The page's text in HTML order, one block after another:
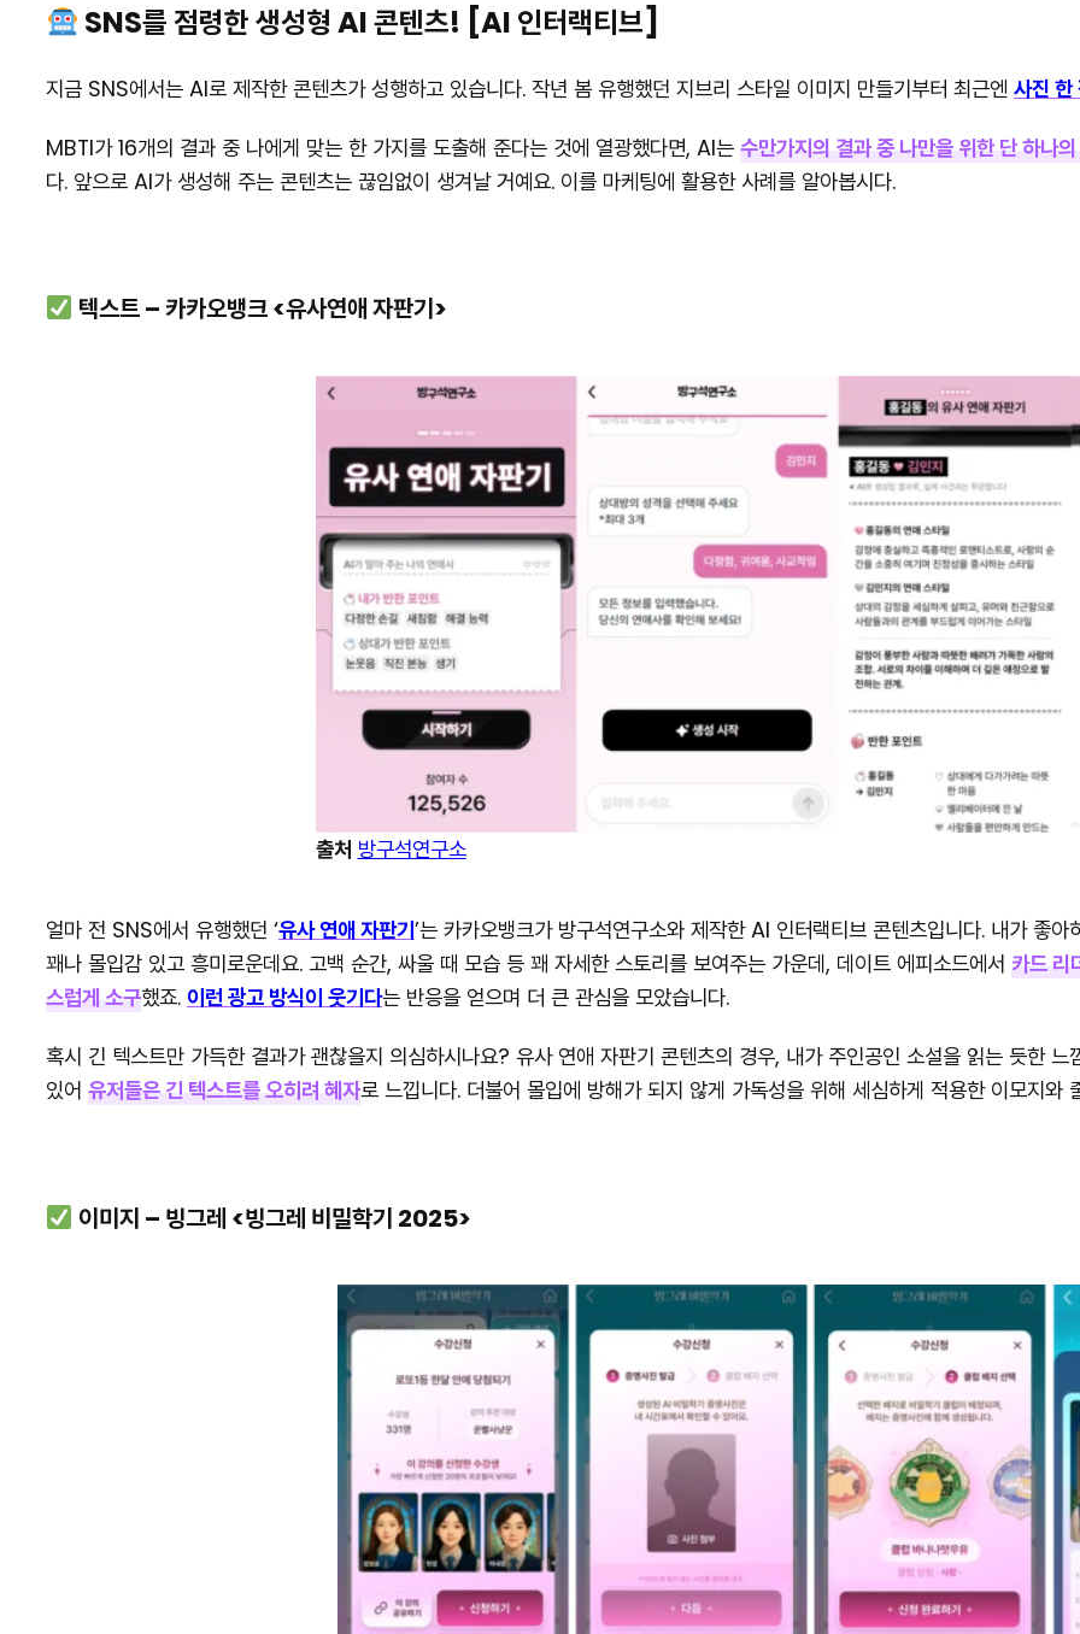
SNS를 점령한 생성형 AI 콘텐츠! [AI 인터랙티브]
지금 SNS에서는 AI로 제작한 콘텐츠가 성행하고 있습니다. 작년 봄 유행했던 지브리 스타일 이미지 만들기부터 최근엔 사진 한
MBTI가 16개의 결과 중 나에게 맞는 한 가지를 도출해 준다는 것에 열광했다면, AI는 수만가지의 결과 중 나만을 위한 단 하나
다. 앞으로 AI가 생성해 주는 콘텐츠는 끊임없이 생겨날 거예요. 이를 마케팅에 활용한 사례를 알아봅시다.
텍스트 – 카카오뱅크 <유사연애 자판기>
출처 방구석연구소
얼마 전 SNS에서 유행했던 ‘유사 연애 자판기’는 카카오뱅크가 방구석연구소와 제작한 AI 인터랙티브 콘텐츠입니다. 내가 좋
꽤나 몰입감 있고 흥미로운데요. 고백 순간, 싸울 때 모습 등 꽤 자세한 스토리를 보여주는 가운데, 데이트 에피소드에서 카드 리
스럽게 소구했죠. 이런 광고 방식이 웃기다는 반응을 얻으며 더 큰 관심을 모았습니다.
혹시 긴 텍스트만 가득한 결과가 괜찮을지 의심하시나요? 유사 연애 자판기 콘텐츠의 경우, 내가 주인공인 소설을 읽는 듯한
있어 유저들은 긴 텍스트를 오히려 혜자로 느낍니다. 더불어 몰입에 방해가 되지 않게 가독성을 위해 세심하게 적용한 이모지와
이미지 – 빙그레 <빙그레 비밀학기 2025>